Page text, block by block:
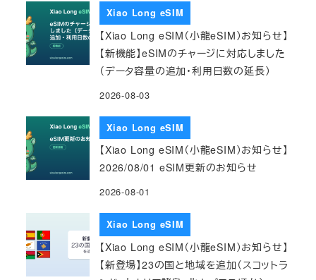
Xiao Long eSIM
【Xiao Long eSIM（小龍eSIM）お知らせ】
【新機能】eSIMのチャージに対応しました
（データ容量の追加・利用日数の延長）
2026-08-03
Xiao Long eSIM
【Xiao Long eSIM（小龍eSIM）お知らせ】
2026/08/01 eSIM更新のお知らせ
2026-08-01
Xiao Long eSIM
【Xiao Long eSIM（小龍eSIM）お知らせ】
【新登場】23の国と地域を追加（スコットラ